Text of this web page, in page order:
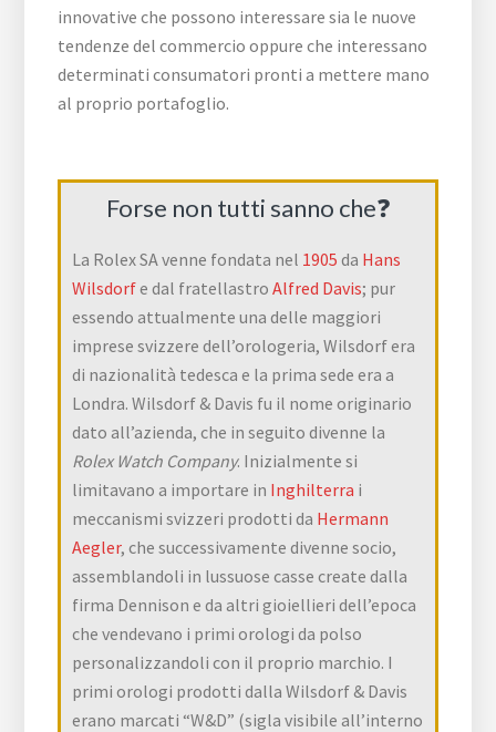
innovative che possono interessare sia le nuove
tendenze del commercio oppure che interessano
determinati consumatori pronti a mettere mano
al proprio portafoglio.
Forse non tutti sanno che❓
La Rolex SA venne fondata nel 1905 da Hans
Wilsdorfe dal fratellastroAlfred Davis; pur
essendo attualmente una delle maggiori
imprese svizzere dell’orologeria, Wilsdorf era
di nazionalità tedesca e la prima sede era a
Londra. Wilsdorf & Davis fu il nome originario
dato all’azienda, che in seguito divenne la
Rolex Watch Company. Inizialmente si
limitavano a importare in Inghilterra i
meccanismi svizzeri prodotti da Hermann
Aegler, che successivamente divenne socio,
assemblandoli in lussuose casse create dalla
firma Dennison e da altri gioiellieri dell’epoca
che vendevano i primi orologi da polso
personalizzandoli con il proprio marchio. I
primi orologi prodotti dalla Wilsdorf & Davis
erano marcati “W&D” (sigla visibile all’interno